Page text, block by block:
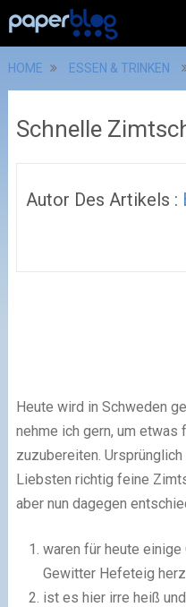
HOME ESSEN & TRINKEN
Schnelle
Autor Des Artikels :
Heute wird in Schweden
nehme ich gern, um
zuzubereiten.
Liebsten richtig feine
aber nun dagegen
waren für heute
Gewitter Hefeteig
ist es hier irre heiß